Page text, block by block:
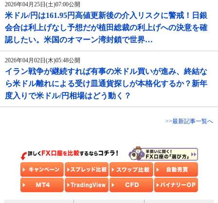
2026年04月25日(土)07:00公開
米ドル/円は161.95円高値更新後の介入リスクに警戒！日銀
会合は利上げなし予想だが植田総裁の利上げへの決意を確
認したい。米国のオマーン湾封鎖で世界…
2026年04月02日(木)05:48公開
イラン戦争が継続すれば有事の米ドル買いが進み、終結な
ら米ドル離れによる受け皿通貨探しが本格化するか？新年
度入りで米ドル/円相場はどう動く？
>>最新記事一覧へ